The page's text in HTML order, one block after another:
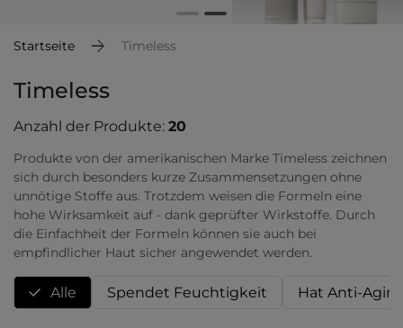
Lieferung in 1-2 Tagen
Empfehle uns weiter und sammle noch mehr Punkte
Startseite Timeless
Timeless
Anzahl der Produkte: 20
Produkte von der amerikanischen Marke Timeless zeichnen
sich durch besonders kurze Zusammensetzungen ohne
unnötige Stoffe aus. Trotzdem weisen die Formeln eine
hohe Wirksamkeit auf - dank geprüfter Wirkstoffe. Durch
die Einfachheit der Formeln können sie auch bei
empfindlicher Haut sicher angewendet werden.
Alle Spendet Feuchtigkeit Hat Anti-